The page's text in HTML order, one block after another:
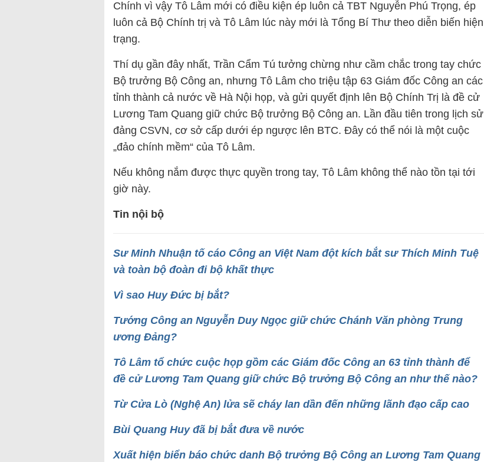
Chính vì vậy Tô Lâm mới có điều kiện ép luôn cả TBT Nguyễn Phú Trọng, ép
luôn cả Bộ Chính trị và Tô Lâm lúc này mới là Tổng Bí Thư theo diễn biến hiện
trạng.
Thí dụ gần đây nhất, Trần Cẩm Tú tưởng chừng như cầm chắc trong tay chức
Bộ trưởng Bộ Công an, nhưng Tô Lâm cho triệu tập 63 Giám đốc Công an các
tỉnh thành cả nước về Hà Nội họp, và gửi quyết định lên Bộ Chính Trị là đề cử
Lương Tam Quang giữ chức Bộ trưởng Bộ Công an. Lần đầu tiên trong lịch sử
đảng CSVN, cơ sở cấp dưới ép ngược lên BTC. Đây có thể nói là một cuộc
„đảo chính mềm“ của Tô Lâm.
Nếu không nắm được thực quyền trong tay, Tô Lâm không thể nào tồn tại tới
giờ này.
Tin nội bộ
Sư Minh Nhuận tố cáo Công an Việt Nam đột kích bắt sư Thích Minh Tuệ
và toàn bộ đoàn đi bộ khất thực
Vì sao Huy Đức bị bắt?
Tướng Công an Nguyễn Duy Ngọc giữ chức Chánh Văn phòng Trung
ương Đảng?
Tô Lâm tổ chức cuộc họp gồm các Giám đốc Công an 63 tỉnh thành để
đề cử Lương Tam Quang giữ chức Bộ trưởng Bộ Công an như thế nào?
Từ Cửa Lò (Nghệ An) lửa sẽ cháy lan dần đến những lãnh đạo cấp cao
Bùi Quang Huy đã bị bắt đưa về nước
Xuất hiện biển báo chức danh Bộ trưởng Bộ Công an Lương Tam Quang